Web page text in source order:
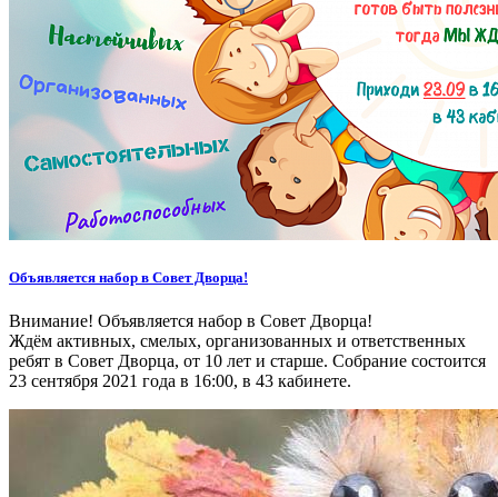
Объявляется набор в Совет Дворца!
Внимание! Объявляется набор в Совет Дворца!
Ждём активных, смелых, организованных и ответственных
ребят в Совет Дворца, от 10 лет и старше. Собрание состоится
23 сентября 2021 года в 16:00, в 43 кабинете.